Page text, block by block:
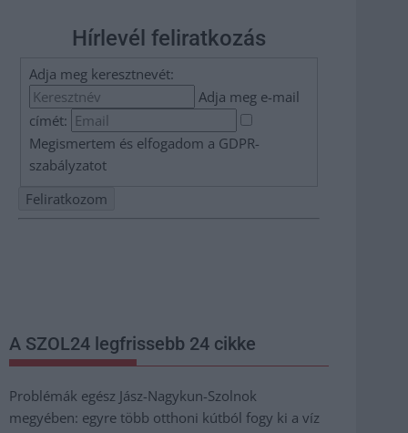
Hírlevél feliratkozás
Adja meg keresztnevét:
Adja meg e-mail
címét:
Megismertem és elfogadom a GDPR-
szabályzatot
A SZOL24 legfrissebb 24 cikke
Problémák egész Jász-Nagykun-Szolnok
megyében: egyre több otthoni kútból fogy ki a víz